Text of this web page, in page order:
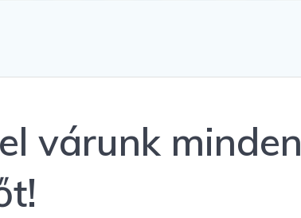
várunk minden